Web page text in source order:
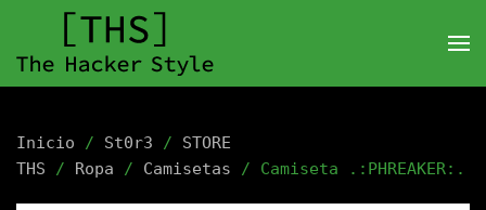
Inicio / St0r3 / STORE
THS / Ropa / Camisetas / Camiseta .:PHREAKER:.